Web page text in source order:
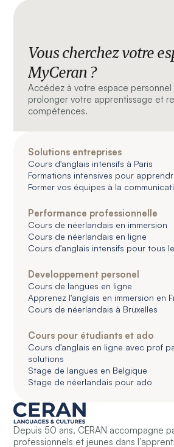
Vous cherchez votre
MyCeran ?
Accédez à votre espace personnel
prolonger votre apprentissage et
compétences.
Solutions entreprises
Cours d'anglais intensifs à Paris
Formations intensives pour
Former vos équipes à la
Performance professionnelle
Cours de néerlandais en immersion
Cours de néerlandais en ligne
Cours d'anglais intensifs pour tous
Developpement personel
Cours de langues en ligne
Apprenez l'anglais en immersion en
Cours de néerlandais à Bruxelles
Cours pour étudiants et ado
Cours d'anglais en ligne avec prof
solutions
Stage de langues en Belgique
Stage de néerlandais pour ado
Depuis 50 ans, CERAN accompagne
professionnels et jeunes dans